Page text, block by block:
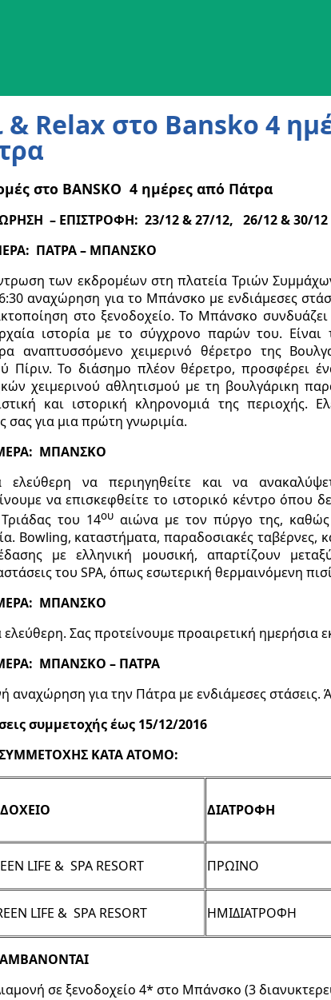
& Relax στο Bansko 4
στο BANSKO 4 ημέρες από Πάτρα
– ΕΠΙΣΤΡΟΦΗ: 23/12& 27/12, 26/12& 30/12
ΠΑΤΡΑ – ΜΠΑΝΣΚΟ
των εκδρομέων στη πλατεία Τριών
αναχώρηση για το Μπάνσκο με ενδιάμεσες
στο ξενοδοχείο. Το Μπάνσκο
ιστορία με το σύγχρονο παρών του. Είναι
αναπτυσσόμενο χειμερινό θέρετρο της
Πίριν. Το διάσημο πλέον θέρετρο, προσφέρει
χειμερινού αθλητισμού με τη βουλγάρικη
και ιστορική κληρονομιά της περιοχής.
σας για μια πρώτη γνωριμία.
ΜΠΑΝΣΚΟ
ελεύθερη να περιηγηθείτε και να
να επισκεφθείτε το ιστορικό κέντρο όπου
του 14ου αιώνα με τον πύργο της, καθώς
Bowling, καταστήματα, παραδοσιακές ταβέρνες,
με ελληνική μουσική, απαρτίζουν
του SPA, όπως εσωτερική θερμαινόμενη
ΜΠΑΝΣΚΟ
Σας προτείνουμε προαιρετική ημερήσια
ΜΠΑΝΣΚΟ – ΠΑΤΡΑ
αναχώρηση για την Πάτρα με ενδιάμεσες στάσεις.
συμμετοχής έως 15/12/2016
ΚΑΤΑ ΑΤΟΜΟ:
ΔΙΑΤΡΟΦΗ
LIFE & SPA RESORT ΠΡΩΙΝΟ
LIFE & SPA RESORT ΗΜΙΔΙΑΤΡΟΦΗ
σε ξενοδοχείο 4* στο Μπάνσκο (3